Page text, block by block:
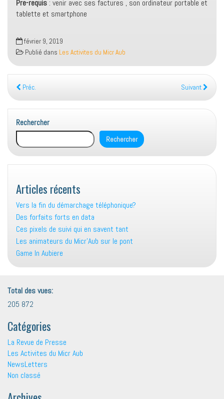
Pre-requis : venir avec ses factures , son ordinateur portable et
tablette et smartphone
février 9, 2019
Publié dans Les Activites du Micr Aub
Préc. Suivant
Rechercher
Rechercher
Articles récents
Vers la fin du démarchage téléphonique?
Des forfaits forts en data
Ces pixels de suivi qui en savent tant
Les animateurs du Micr’Aub sur le pont
Game In Aubiere
Total des vues:
205 872
Catégories
La Revue de Presse
Les Activites du Micr Aub
NewsLetters
Non classé